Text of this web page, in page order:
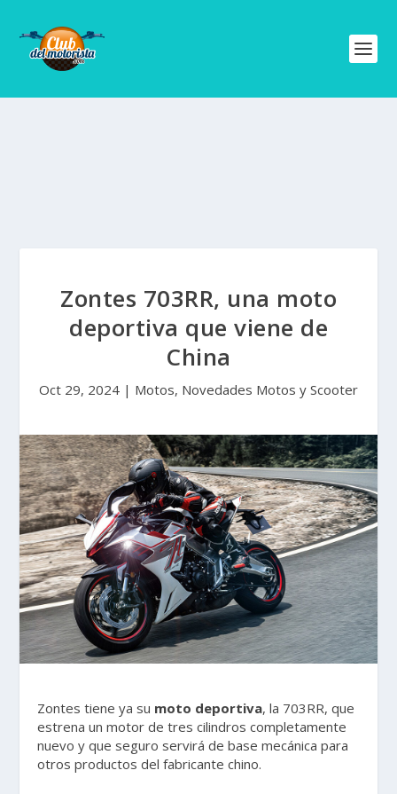
Zontes 703RR, una moto
deportiva que viene de
China
Oct 29, 2024 | Motos, Novedades Motos y Scooter
Zontes tiene ya su moto deportiva, la 703RR, que
estrena un motor de tres cilindros completamente
nuevo y que seguro servirá de base mecánica para
otros productos del fabricante chino.